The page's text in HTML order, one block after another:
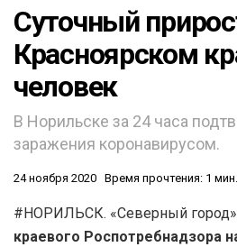
Суточный
Красноярском
человек
В Норильске за 24 часа
заражения коронавирусом.
24 ноября 2020 Время прочтения: 1 мин.
#НОРИЛЬСК. «Северный
краевого Роспотребнадзора